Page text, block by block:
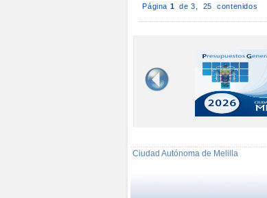
Página 1 de 3, 25 contenidos
Ciudad Autónoma de Melilla